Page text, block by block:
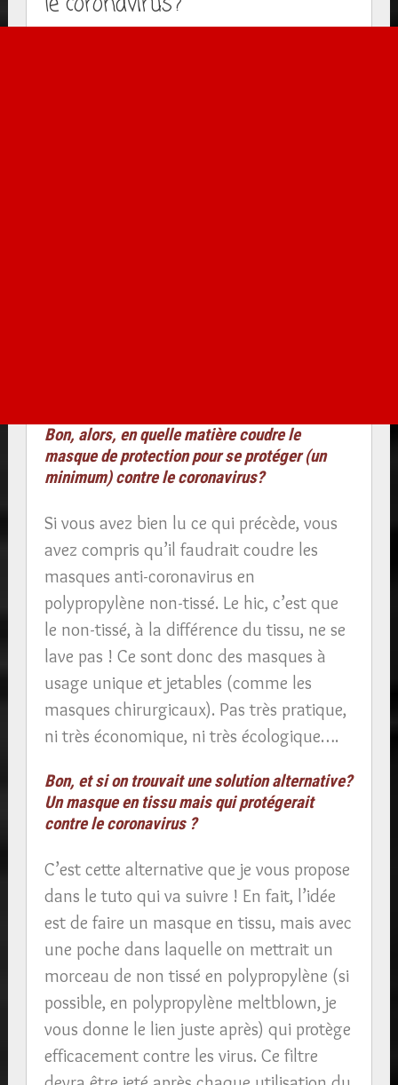
Bon, alors, en quelle matière coudre le
masque de protection pour se protéger (un
minimum) contre le coronavirus?
Si vous avez bien lu ce qui précède, vous
avez compris qu’il faudrait coudre les
masques anti-coronavirus en
polypropylène non-tissé. Le hic, c’est que
le non-tissé, à la différence du tissu, ne se
lave pas ! Ce sont donc des masques à
usage unique et jetables (comme les
masques chirurgicaux). Pas très pratique,
ni très économique, ni très écologique….
Bon, et si on trouvait une solution alternative?
Un masque en tissu mais qui protégerait
contre le coronavirus ?
C’est cette alternative que je vous propose
dans le tuto qui va suivre ! En fait, l’idée
est de faire un masque en tissu, mais avec
une poche dans laquelle on mettrait un
morceau de non tissé en polypropylène (si
possible, en polypropylène meltblown, je
vous donne le lien juste après) qui protège
efficacement contre les virus. Ce filtre